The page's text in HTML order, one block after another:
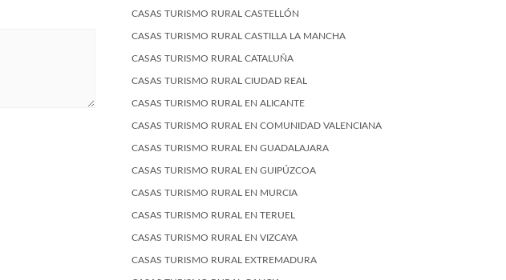
CASAS TURISMO RURAL CASTELLÓN
CASAS TURISMO RURAL CASTILLA LA MANCHA
CASAS TURISMO RURAL CATALUÑA
CASAS TURISMO RURAL CIUDAD REAL
CASAS TURISMO RURAL EN ALICANTE
CASAS TURISMO RURAL EN COMUNIDAD VALENCIANA
CASAS TURISMO RURAL EN GUADALAJARA
CASAS TURISMO RURAL EN GUIPÚZCOA
CASAS TURISMO RURAL EN MURCIA
CASAS TURISMO RURAL EN TERUEL
CASAS TURISMO RURAL EN VIZCAYA
CASAS TURISMO RURAL EXTREMADURA